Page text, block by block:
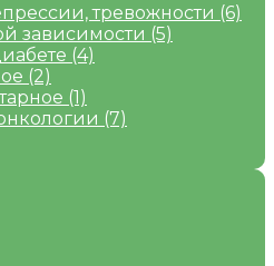
тревожности (6)
зависимости (5)
(4)
(2)
(1)
(7)